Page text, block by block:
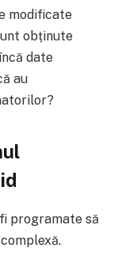
modificate
obținute
date
au
programate să